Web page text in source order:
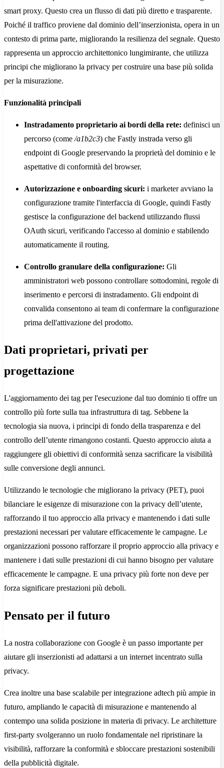
smart proxy. Questo crea un flusso di dati più diretto e trasparente.
Poiché il traffico proviene dal dominio dell’inserzionista, opera in un
contesto di prima parte, migliorando la resilienza del segnale. Questo
rappresenta un approccio architettonico lungimirante, che utilizza
principi che migliorano la privacy per costruire una base più solida
per la misurazione.
Funzionalità principali
Instradamento proprietario ai bordi della rete: definisci un
percorso (come /a1b2c3) che Fastly instrada verso gli
endpoint di Google preservando la proprietà del dominio e le
aspettative di conformità del browser.
Autorizzazione e onboarding sicuri: i marketer avviano la
configurazione tramite l'interfaccia di Google, quindi Fastly
gestisce la configurazione del backend utilizzando flussi
OAuth sicuri, verificando l'accesso al dominio e stabilendo
automaticamente il routing.
Controllo granulare della configurazione: Gli
amministratori web possono controllare sottodomini, regole di
inserimento e percorsi di instradamento. Gli endpoint di
convalida consentono ai team di confermare la configurazione
prima dell'attivazione del prodotto.
Dati proprietari, privati per
progettazione
L'aggiornamento dei tag per l'esecuzione dal tuo dominio ti offre un
controllo più forte sulla tua infrastruttura di tag. Sebbene la
tecnologia sia nuova, i principi di fondo della trasparenza e del
controllo dell’utente rimangono costanti. Questo approccio aiuta a
raggiungere gli obiettivi di conformità senza sacrificare la visibilità
sulle conversione degli annunci.
Utilizzando le tecnologie che migliorano la privacy (PET), puoi
bilanciare le esigenze di misurazione con la privacy dell’utente,
rafforzando il tuo approccio alla privacy e mantenendo i dati sulle
prestazioni necessari per valutare efficacemente le campagne. Le
organizzazioni possono rafforzare il proprio approccio alla privacy e
mantenere i dati sulle prestazioni di cui hanno bisogno per valutare
efficacemente le campagne. E una privacy più forte non deve per
forza significare prestazioni più deboli.
Pensato per il futuro
La nostra collaborazione con Google è un passo importante per
aiutare gli inserzionisti ad adattarsi a un internet incentrato sulla
privacy.
Crea inoltre una base scalabile per integrazione adtech più ampie in
futuro, ampliando le capacità di misurazione e mantenendo al
contempo una solida posizione in materia di privacy. Le architetture
first-party svolgeranno un ruolo fondamentale nel ripristinare la
visibilità, rafforzare la conformità e sbloccare prestazioni sostenibili
della pubblicità digitale.